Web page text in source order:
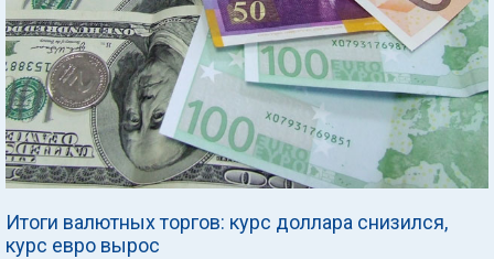
Итоги валютных торгов: курс доллара снизился,
курс евро вырос